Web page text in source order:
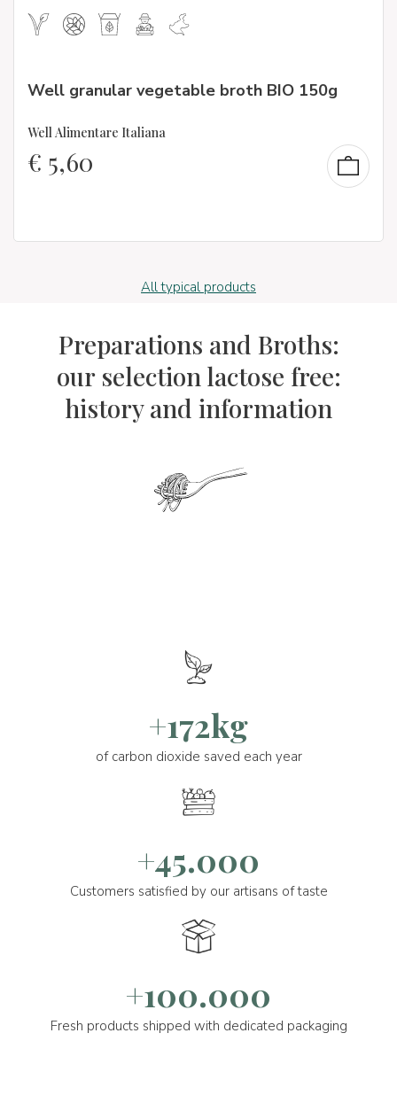
Well granular vegetable broth BIO 150g
Well Alimentare Italiana
€ 5,60
All typical products
Preparations and Broths:
our selection lactose free:
history and information
+172kg
of carbon dioxide saved each year
+45.000
Customers satisfied by our artisans of taste
+100.000
Fresh products shipped with dedicated packaging